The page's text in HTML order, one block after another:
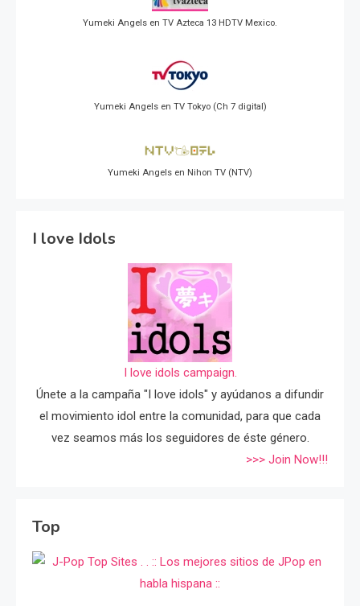
Yumeki Angels en TV Azteca 13 HDTV Mexico.
Yumeki Angels en TV Tokyo (Ch 7 digital)
Yumeki Angels en Nihon TV (NTV)
I love Idols
I love idols campaign.
Únete a la campaña "I love idols" y ayúdanos a difundir
el movimiento idol entre la comunidad, para que cada
vez seamos más los seguidores de éste género.
>>> Join Now!!!
Top